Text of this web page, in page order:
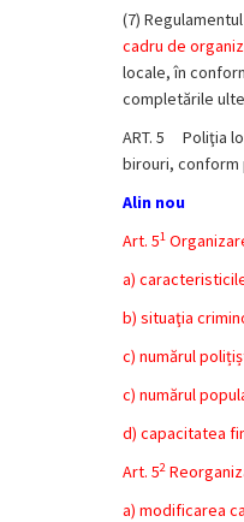
(7)
cadru de
locale, în
completările
ART. 5 Poliţia
birouri, conform
Alin nou
Art. 51
a)
b) situaţia
c) numărul
c) numărul
d) capacitatea
Art. 52
a) modificarea